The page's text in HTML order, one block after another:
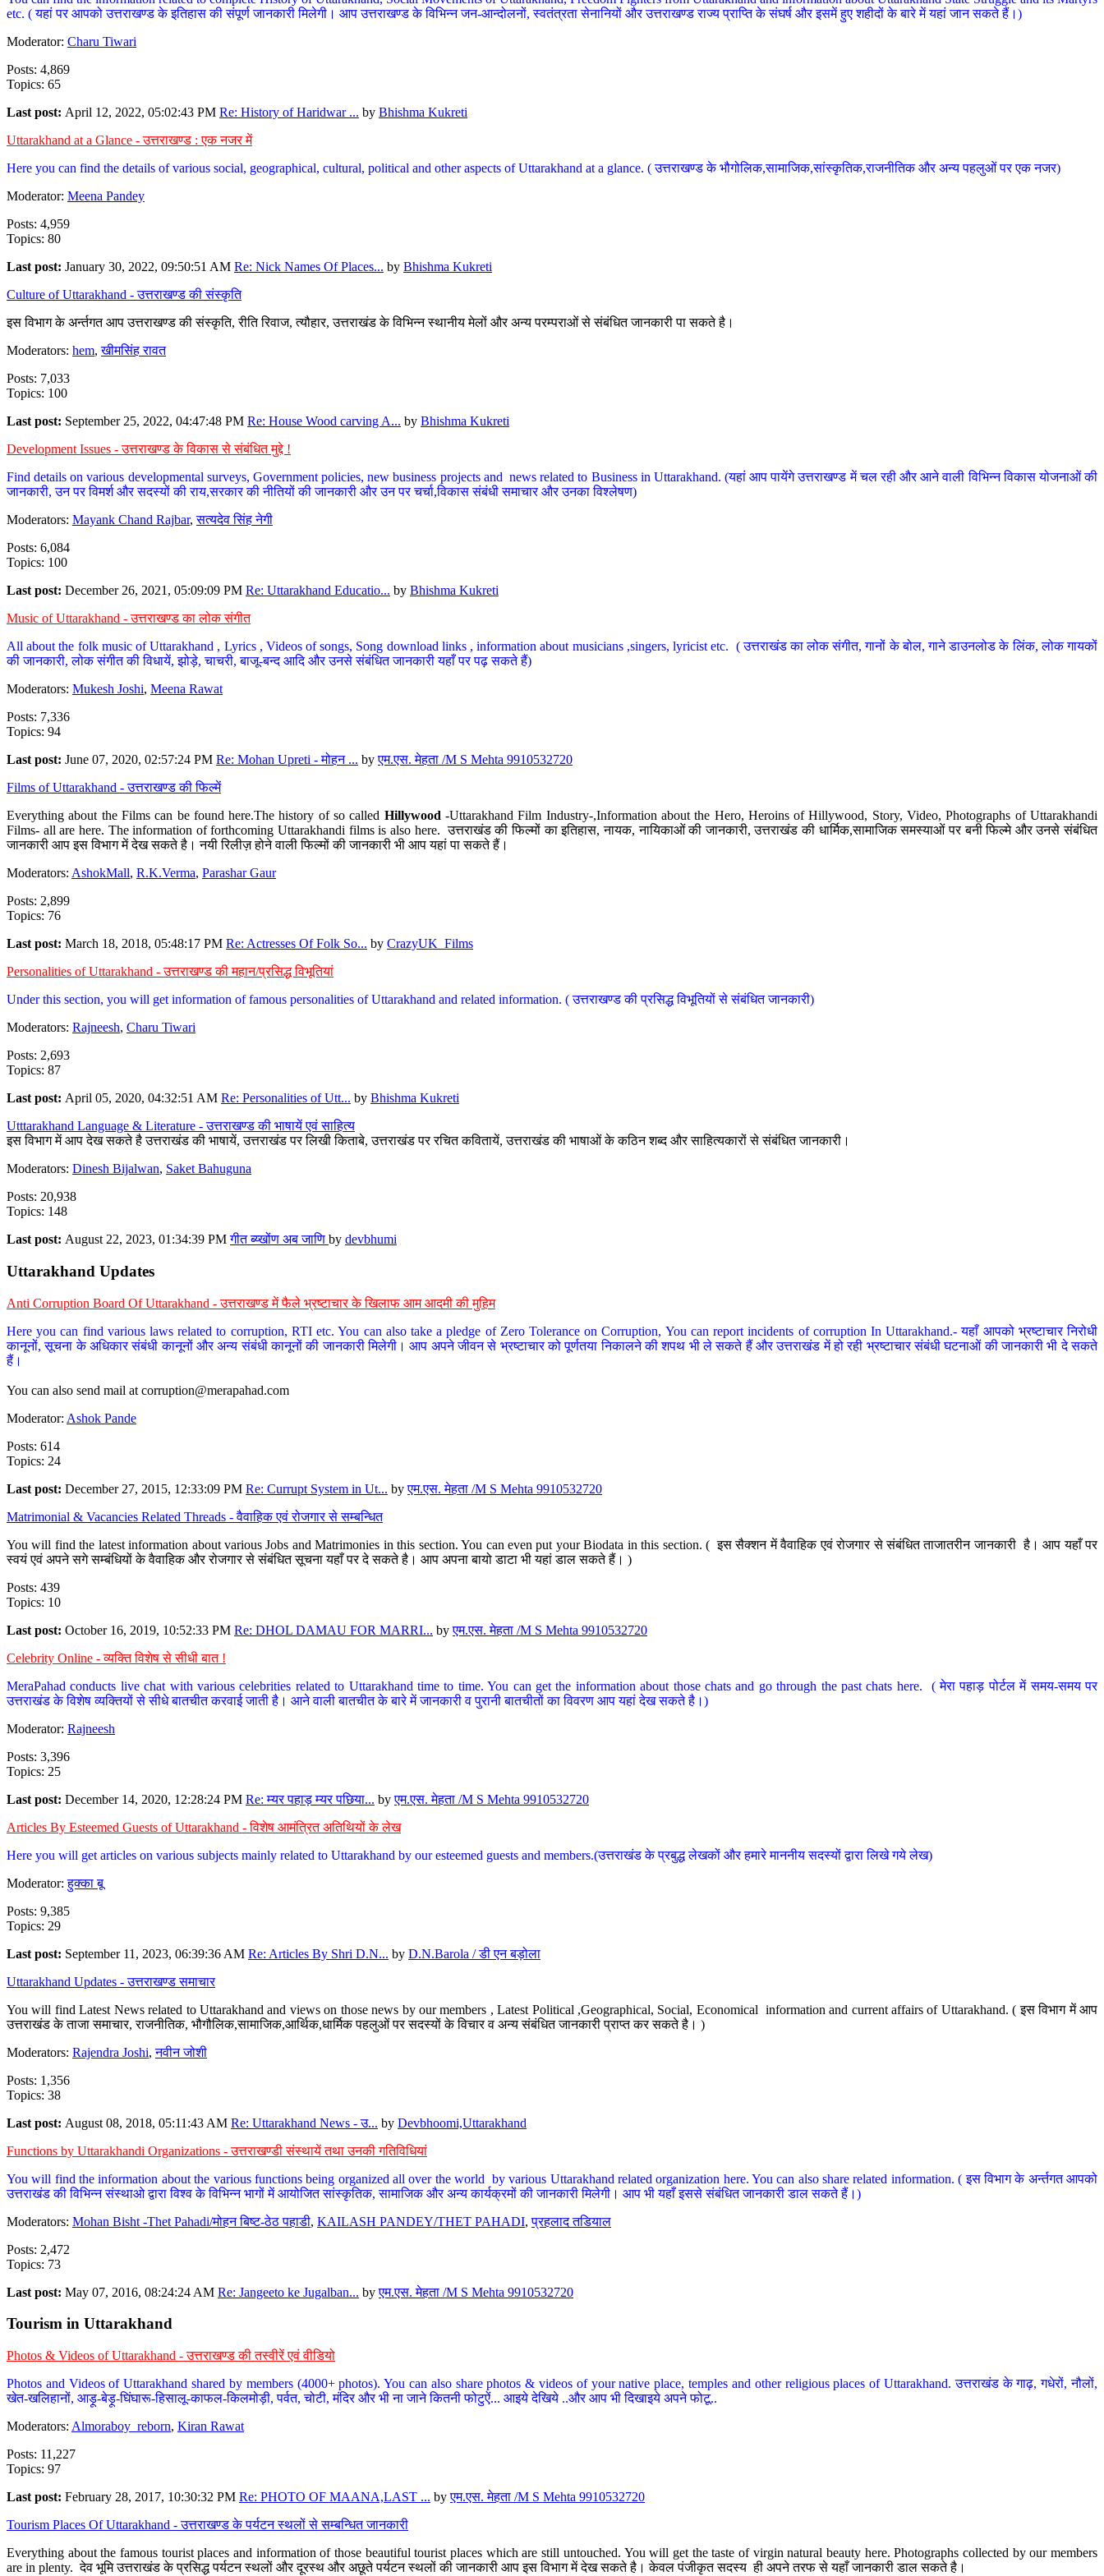
etc. ( यहां पर आपको उत्तराखण्ड के इतिहास की संपूर्ण जानकारी मिलेगी। आप उत्तराखण्ड के विभिन्न जन-आन्दोलनों, स्वतंत्रता सेनानियों और उत्तराखण्ड राज्य प्राप्ति के संघर्ष और इसमें हुए शहीदों के बारे में यहां जान सकते हैं।)
Moderator: Charu Tiwari
Posts: 4,869
Topics: 65
Last post: April 12, 2022, 05:02:43 PM Re: History of Haridwar ... by Bhishma Kukreti
Uttarakhand at a Glance - उत्तराखण्ड : एक नजर में
Here you can find the details of various social, geographical, cultural, political and other aspects of Uttarakhand at a glance. ( उत्तराखण्ड के भौगोलिक,सामाजिक,सांस्कृतिक,राजनीतिक और अन्य पहलुओं पर एक नजर)
Moderator: Meena Pandey
Posts: 4,959
Topics: 80
Last post: January 30, 2022, 09:50:51 AM Re: Nick Names Of Places... by Bhishma Kukreti
Culture of Uttarakhand - उत्तराखण्ड की संस्कृति
इस विभाग के अर्न्तगत आप उत्तराखण्ड की संस्कृति, रीति रिवाज, त्यौहार, उत्तराखंड के विभिन्न स्थानीय मेलों और अन्य परम्पराओं से संबंधित जानकारी पा सकते है।
Moderators: hem,खीमसिंह रावत
Posts: 7,033
Topics: 100
Last post: September 25, 2022, 04:47:48 PM Re: House Wood carving A... by Bhishma Kukreti
Development Issues - उत्तराखण्ड के विकास से संबंधित मुद्दे !
Find details on various developmental surveys, Government policies, new business projects and news related to Business in Uttarakhand. (यहां आप पायेंगे उत्तराखण्ड में चल रही और आने वाली विभिन्न विकास योजनाओं की
जानकारी, उन पर विमर्श और सदस्यों की राय,सरकार की नीतियों की जानकारी और उन पर चर्चा,विकास संबंधी समाचार और उनका विश्लेषण)
Moderators: Mayank Chand Rajbar,सत्यदेव सिंह नेगी
Posts: 6,084
Topics: 100
Last post: December 26, 2021, 05:09:09 PM Re: Uttarakhand Educatio... by Bhishma Kukreti
Music of Uttarakhand - उत्तराखण्ड का लोक संगीत
All about the folk music of Uttarakhand , Lyrics , Videos of songs, Song download links , information about musicians ,singers, lyricist etc. ( उत्तराखंड का लोक संगीत, गानों के बोल, गाने डाउनलोड के लिंक, लोक गायकों
की जानकारी, लोक संगीत की विधायें, झोड़े, चाचरी, बाजू-बन्द आदि और उनसे संबंधित जानकारी यहाँ पर पढ़ सकते हैं)
Moderators: Mukesh Joshi, Meena Rawat
Posts: 7,336
Topics: 94
Last post: June 07, 2020, 02:57:24 PM Re: Mohan Upreti - मोहन ... byएम.एस. मेहता /M S Mehta 9910532720
Films of Uttarakhand - उत्तराखण्ड की फिल्में
Everything about the Films can be found here.The history of so called Hillywood-Uttarakhand Film Industry-,Information about the Hero, Heroins of Hillywood, Story, Video, Photographs of Uttarakhandi
Films- all are here. The information of forthcoming Uttarakhandi films is also here. उत्तराखंड की फिल्मों का इतिहास, नायक, नायिकाओं की जानकारी, उत्तराखंड की धार्मिक,सामाजिक समस्याओं पर बनी फिल्मे और उनसे संबंधित
जानकारी आप इस विभाग में देख सकते है। नयी रिलीज़ होने वाली फिल्मों की जानकारी भी आप यहां पा सकते हैं।
Moderators: AshokMall, R.K.Verma, Parashar Gaur
Posts: 2,899
Topics: 76
Last post: March 18, 2018, 05:48:17 PM Re: Actresses Of Folk So... by CrazyUK_Films
Personalities of Uttarakhand - उत्तराखण्ड की महान/प्रसिद्ध विभूतियां
Under this section, you will get information of famous personalities of Uttarakhand and related information. ( उत्तराखण्ड की प्रसिद्ध विभूतियों से संबंधित जानकारी)
Moderators: Rajneesh, Charu Tiwari
Posts: 2,693
Topics: 87
Last post: April 05, 2020, 04:32:51 AM Re: Personalities of Utt... by Bhishma Kukreti
Utttarakhand Language & Literature - उत्तराखण्ड की भाषायें एवं साहित्य
इस विभाग में आप देख सकते है उत्तराखंड की भाषायें, उत्तराखंड पर लिखी किताबे, उत्तराखंड पर रचित कवितायें, उत्तराखंड की भाषाओं के कठिन शब्द और साहित्यकारों से संबंधित जानकारी।
Moderators: Dinesh Bijalwan, Saket Bahuguna
Posts: 20,938
Topics: 148
Last post: August 22, 2023, 01:34:39 PMगीत ब्य्खोंण अब जाणि by devbhumi
Uttarakhand Updates
Anti Corruption Board Of Uttarakhand - उत्तराखण्ड में फैले भ्रष्टाचार के खिलाफ आम आदमी की मुहिम
Here you can find various laws related to corruption, RTI etc. You can also take a pledge of Zero Tolerance on Corruption, You can report incidents of corruption In Uttarakhand.- यहाँ आपको भ्रष्टाचार निरोधी
कानूनों, सूचना के अधिकार संबंधी कानूनों और अन्य संबंधी कानूनों की जानकारी मिलेगी। आप अपने जीवन से भ्रष्टाचार को पूर्णतया निकालने की शपथ भी ले सकते हैं और उत्तराखंड में हो रही भ्रष्टाचार संबंधी घटनाओं की जानकारी भी दे सकते
हैं।
You can also send mail at corruption@merapahad.com
Moderator: Ashok Pande
Posts: 614
Topics: 24
Last post: December 27, 2015, 12:33:09 PM Re: Currupt System in Ut... byएम.एस. मेहता /M S Mehta 9910532720
Matrimonial & Vacancies Related Threads - वैवाहिक एवं रोजगार से सम्बन्धित
You will find the latest information about various Jobs and Matrimonies in this section. You can even put your Biodata in this section. ( इस सैक्शन में वैवाहिक एवं रोजगार से संबंधित ताजातरीन जानकारी है। आप यहाँ पर
स्वयं एवं अपने सगे सम्बंधियों के वैवाहिक और रोजगार से संबंधित सूचना यहाँ पर दे सकते है। आप अपना बायो डाटा भी यहां डाल सकते हैं। )
Posts: 439
Topics: 10
Last post: October 16, 2019, 10:52:33 PM Re: DHOL DAMAU FOR MARRI... byएम.एस. मेहता /M S Mehta 9910532720
Celebrity Online - व्यक्ति विशेष से सीधी बात !
MeraPahad conducts live chat with various celebrities related to Uttarakhand time to time. You can get the information about those chats and go through the past chats here. ( मेरा पहाड़ पोर्टल में समय-समय पर
उत्तराखंड के विशेष व्यक्तियों से सीधे बातचीत करवाई जाती है। आने वाली बातचीत के बारे में जानकारी व पुरानी बातचीतों का विवरण आप यहां देख सकते है।)
Moderator: Rajneesh
Posts: 3,396
Topics: 25
Last post: December 14, 2020, 12:28:24 PM Re: म्यर पहाड़ म्यर पछिया... byएम.एस. मेहता /M S Mehta 9910532720
Articles By Esteemed Guests of Uttarakhand - विशेष आमंत्रित अतिथियों के लेख
Here you will get articles on various subjects mainly related to Uttarakhand by our esteemed guests and members.(उत्तराखंड के प्रबुद्ध लेखकों और हमारे माननीय सदस्यों द्वारा लिखे गये लेख)
Moderator:हुक्का बू
Posts: 9,385
Topics: 29
Last post: September 11, 2023, 06:39:36 AM Re: Articles By Shri D.N... by D.N.Barola / डी एन बड़ोला
Uttarakhand Updates - उत्तराखण्ड समाचार
You will find Latest News related to Uttarakhand and views on those news by our members , Latest Political ,Geographical, Social, Economical information and current affairs of Uttarakhand. ( इस विभाग में आप
उत्तराखंड के ताजा समाचार, राजनीतिक, भौगौलिक,सामाजिक,आर्थिक,धार्मिक पहलुओं पर सदस्यों के विचार व अन्य संबंधित जानकारी प्राप्त कर सकते है। )
Moderators: Rajendra Joshi,नवीन जोशी
Posts: 1,356
Topics: 38
Last post: August 08, 2018, 05:11:43 AM Re: Uttarakhand News - उ... by Devbhoomi,Uttarakhand
Functions by Uttarakhandi Organizations - उत्तराखण्डी संस्थायें तथा उनकी गतिविधियां
You will find the information about the various functions being organized all over the world by various Uttarakhand related organization here. You can also share related information. ( इस विभाग के अर्न्तगत आपको
उत्तराखंड की विभिन्न संस्थाओ द्वारा विश्व के विभिन्न भागों में आयोजित सांस्कृतिक, सामाजिक और अन्य कार्यक्रमों की जानकारी मिलेगी। आप भी यहाँ इससे संबंधित जानकारी डाल सकते हैं।)
Moderators: Mohan Bisht -Thet Pahadi/मोहन बिष्ट-ठेठ पहाडी, KAILASH PANDEY/THET PAHADI,प्रहलाद तडियाल
Posts: 2,472
Topics: 73
Last post: May 07, 2016, 08:24:24 AM Re: Jangeeto ke Jugalban... byएम.एस. मेहता /M S Mehta 9910532720
Tourism in Uttarakhand
Photos & Videos of Uttarakhand - उत्तराखण्ड की तस्वीरें एवं वीडियो
Photos and Videos of Uttarakhand shared by members (4000+ photos). You can also share photos & videos of your native place, temples and other religious places of Uttarakhand. उत्तराखंड के गाढ़, गधेरों, नौलों,
खेत-खलिहानों, आड़ू-बेड़ू-घिंघारू-हिसालू-काफल-किलमोड़ी, पर्वत, चोटी, मंदिर और भी ना जाने कितनी फोटुऐं... आइये देखिये ..और आप भी दिखाइये अपने फोटू..
Moderators: Almoraboy_reborn, Kiran Rawat
Posts: 11,227
Topics: 97
Last post: February 28, 2017, 10:30:32 PM Re: PHOTO OF MAANA,LAST ... byएम.एस. मेहता /M S Mehta 9910532720
Tourism Places Of Uttarakhand - उत्तराखण्ड के पर्यटन स्थलों से सम्बन्धित जानकारी
Everything about the famous tourist places and information of those beautiful tourist places which are still untouched. You will get the taste of virgin natural beauty here. Photographs collected by our members
are in plenty. देव भूमि उत्तराखंड के प्रसिद्ध पर्यटन स्थलों और दूरस्थ और अछूते पर्यटन स्थलों की जानकारी आप इस विभाग में देख सकते है। केवल पंजीकृत सदस्य ही अपने तरफ से यहाँ जानकारी डाल सकते है।